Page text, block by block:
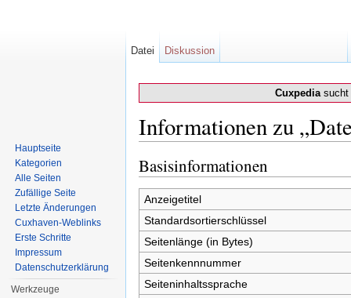
Cuxpediasucht
Informationen zu
Basisinformationen
Anzeigetitel
Standardsortierschlüssel
Seitenlänge (in Bytes)
Seitenkennnummer
Seiteninhaltssprache
Datei Diskussion
Hauptseite
Kategorien
Alle Seiten
Zufällige Seite
Letzte Änderungen
Cuxhaven-Weblinks
Erste Schritte
Impressum
Datenschutzerklärung
Werkzeuge